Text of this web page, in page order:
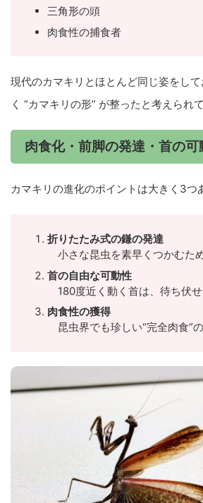
三角形の頭
肉食性の捕食者
現代のカマキリとほとんど同じ姿をし
く “カマキリの形” が整ったと考えられて
肉食化・前脚の発達・首の
カマキリの進化のポイントは大きく3つ
折りたたみ式の鎌の発達
小さな昆虫を素早くつかむため
首の自由な可動性
180度近く動く首は、待ち伏せ
肉食性の獲得
昆虫界でも珍しい“完全肉食”の